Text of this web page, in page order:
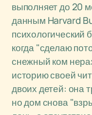
выполняет до 20
данным Harvard
психологический
когда "сделаю
снежный ком
историю своей
двоих детей: она
но дом снова